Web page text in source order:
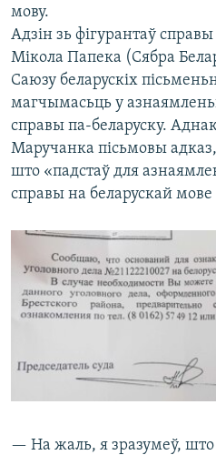
мову.
Адзін зь фігурантаў
Мікола Папека (Сябра
Саюзу беларускіх
магчымасьць у
справы па-беларуску.
Маручанка пісьмовы
што «падстаў для
справы на беларускай
— На жаль, я зразумеў, што